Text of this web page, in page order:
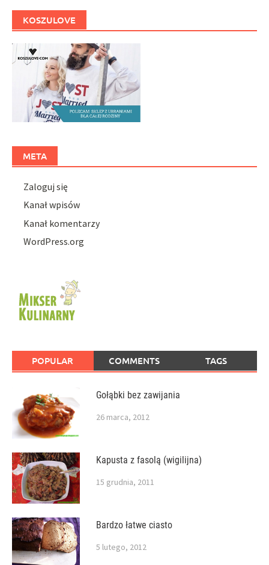
KOSZULOVE
META
Zaloguj się
Kanał wpisów
Kanał komentarzy
WordPress.org
POPULAR COMMENTS TAGS
Gołąbki bez zawijania
26 marca, 2012
Kapusta z fasolą (wigilijna)
15 grudnia, 2011
Bardzo łatwe ciasto
5 lutego, 2012